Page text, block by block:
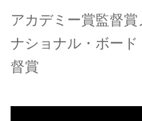
アカデミー賞監督賞
ナショナル・ボー
督賞